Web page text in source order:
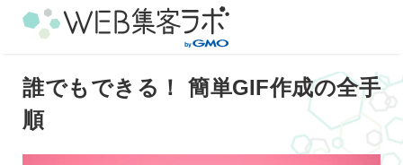
誰でもできる！ 簡単GIF作成の全手
順